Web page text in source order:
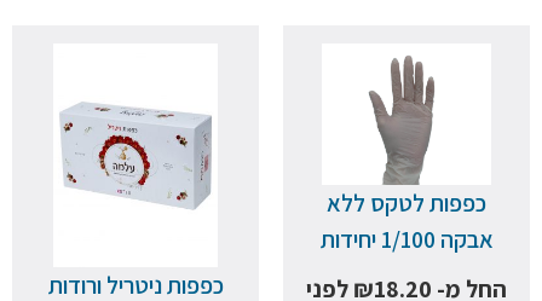
כפפות לטקס ללא
אבקה 1/100 יחידות
החל מ-
₪18.20
לפני
כפפות ניטריל ורודות